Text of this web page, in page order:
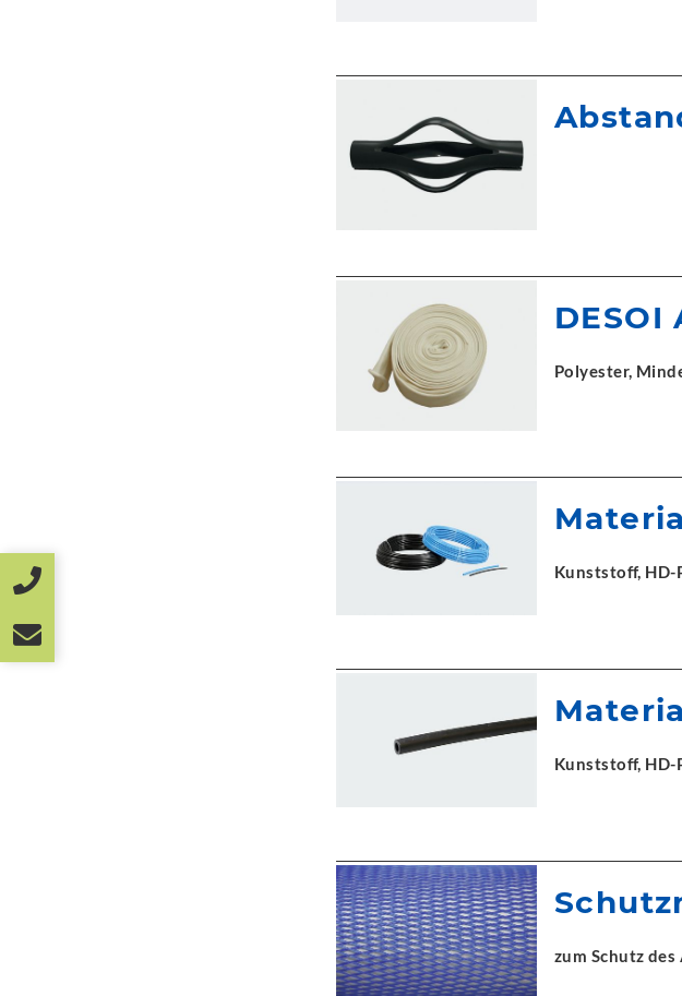
Polyester,
Kunststoff, HD-
Kunststoff, HD-
zum Schutz